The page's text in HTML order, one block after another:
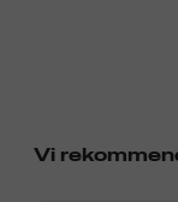
Vi